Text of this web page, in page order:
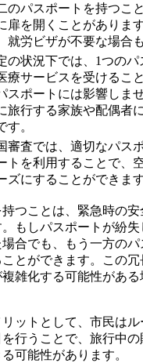
のパスポートを持つこ
扉を開くことがありま
就労ビザが不要な場合
の状況下では、1つのパ
療サービスを受けるこ
スポートには影響しま
旅行する家族や配偶者
す。
審査では、適切なパス
トを利用することで、
ズにすることができます
つことは、緊急時の
もしパスポートが紛
合でも、もう一方の
とができます。この
雑化する可能性があ
ットとして、市民は
行うことで、旅行中の
可能性があります。